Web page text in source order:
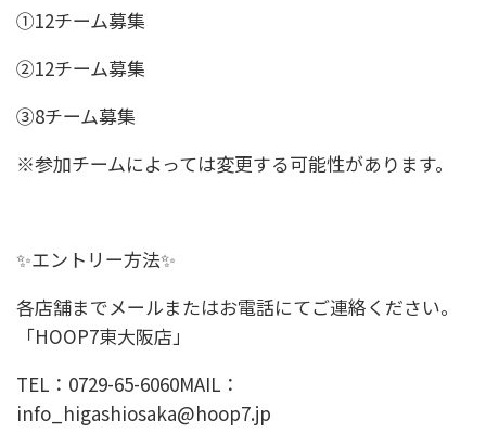
①12チーム募集
②12チーム募集
③8チーム募集
※参加チームによっては変更する可能性があります。
✨エントリー方法✨
各店舗までメールまたはお電話にてご連絡ください。
「HOOP7東大阪店」
TEL：0729-65-6060MAIL：
info_higashiosaka@hoop7.jp